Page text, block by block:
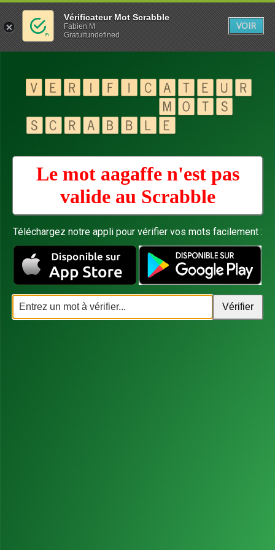
Le mot aagaffe n'est pas
valide au Scrabble
Téléchargez notre appli pour vérifier vos mots facilement :
Vérificateur Mot Scrabble
Fabien M
Gratuitundefined
VOIR